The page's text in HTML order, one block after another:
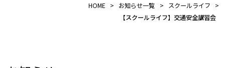
HOME > お知らせ一覧 > スクールライフ
>
【スクールライフ】交通安全講習会